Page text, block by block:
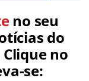
no seu
do
no
se: